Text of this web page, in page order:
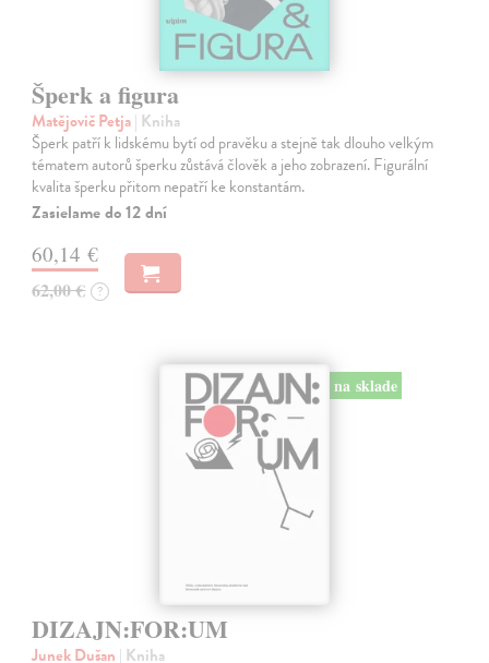
Šperk a figura
Matějovič Petja| Kniha
Šperk patří k lidskému bytí od pravěku a stejně tak dlouho velkým
tématem autorů šperku zůstává člověk a jeho zobrazení. Figurální
kvalita šperku přitom nepatří ke konstantám.
Zasielame do 12 dní
60,14 €
62,00 € ?
na sklade
DIZAJN:FOR:UM
Junek Dušan | Kniha